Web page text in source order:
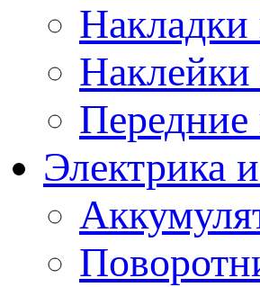
Накладки
Электрика